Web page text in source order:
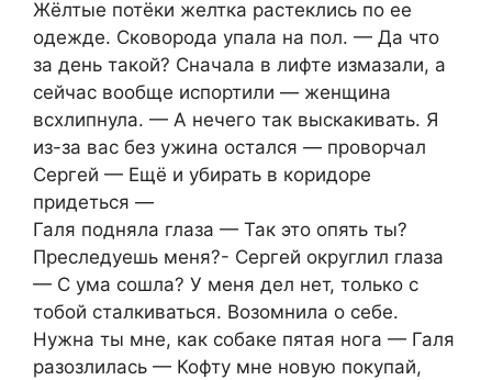
Жёлтые потёки желтка растеклись по ее
одежде. Сковорода упала на пол. — Да что
за день такой? Сначала в лифте измазали, а
сейчас вообще испортили — женщина
всхлипнула. — А нечего так выскакивать. Я
из-за вас без ужина остался — проворчал
Сергей — Ещё и убирать в коридоре
придеться —
Галя подняла глаза — Так это опять ты?
Преследуешь меня?- Сергей округлил глаза
— С ума сошла? У меня дел нет, только с
тобой сталкиваться. Возомнила о себе.
Нужна ты мне, как собаке пятая нога — Галя
разозлилась — Кофту мне новую покупай,